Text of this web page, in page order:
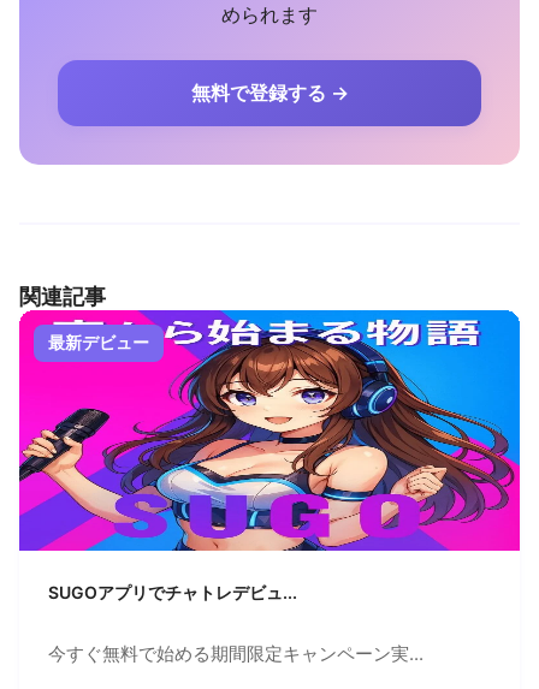
められます
無料で登録する →
関連記事
最新デビュー
SUGOアプリでチャトレデビュ...
今すぐ無料で始める期間限定キャンペーン実...